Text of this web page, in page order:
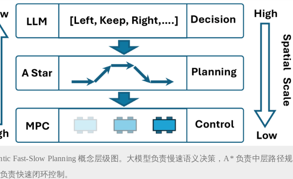
Fast-Slow Planning 概念层级图。大模型负责慢速语义决策，A* 负责中层路径规
责快速闭环控制。